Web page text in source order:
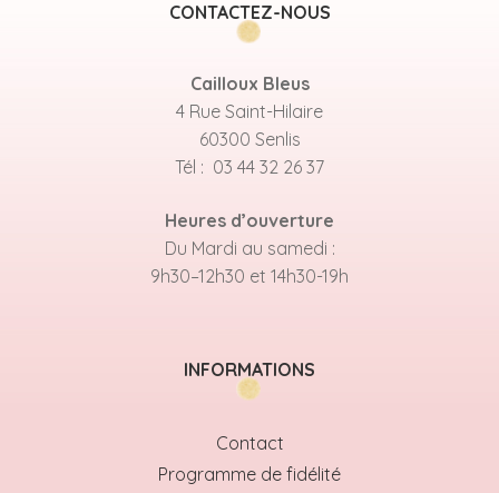
CONTACTEZ-NOUS
Cailloux Bleus
4 Rue Saint-Hilaire
60300 Senlis
Tél : 03 44 32 26 37
Heures d’ouverture
Du Mardi au samedi :
9h30–12h30 et 14h30-19h
INFORMATIONS
Contact
Programme de fidélité